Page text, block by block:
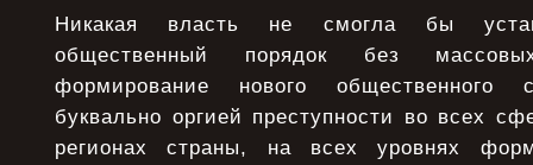
Никакая власть не смогла бы
общественный порядок без
формирование нового общественного
буквально оргией преступности во всех
регионах страны, на всех уровнях